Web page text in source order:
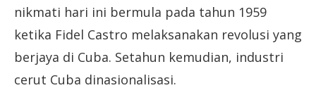
nikmati hari ini bermula pada tahun 1959
ketika Fidel Castro melaksanakan revolusi yang
berjaya di Cuba. Setahun kemudian, industri
cerut Cuba dinasionalisasi.